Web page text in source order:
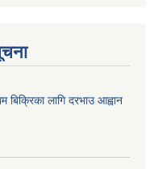
लागि दरभाउ आह्वान